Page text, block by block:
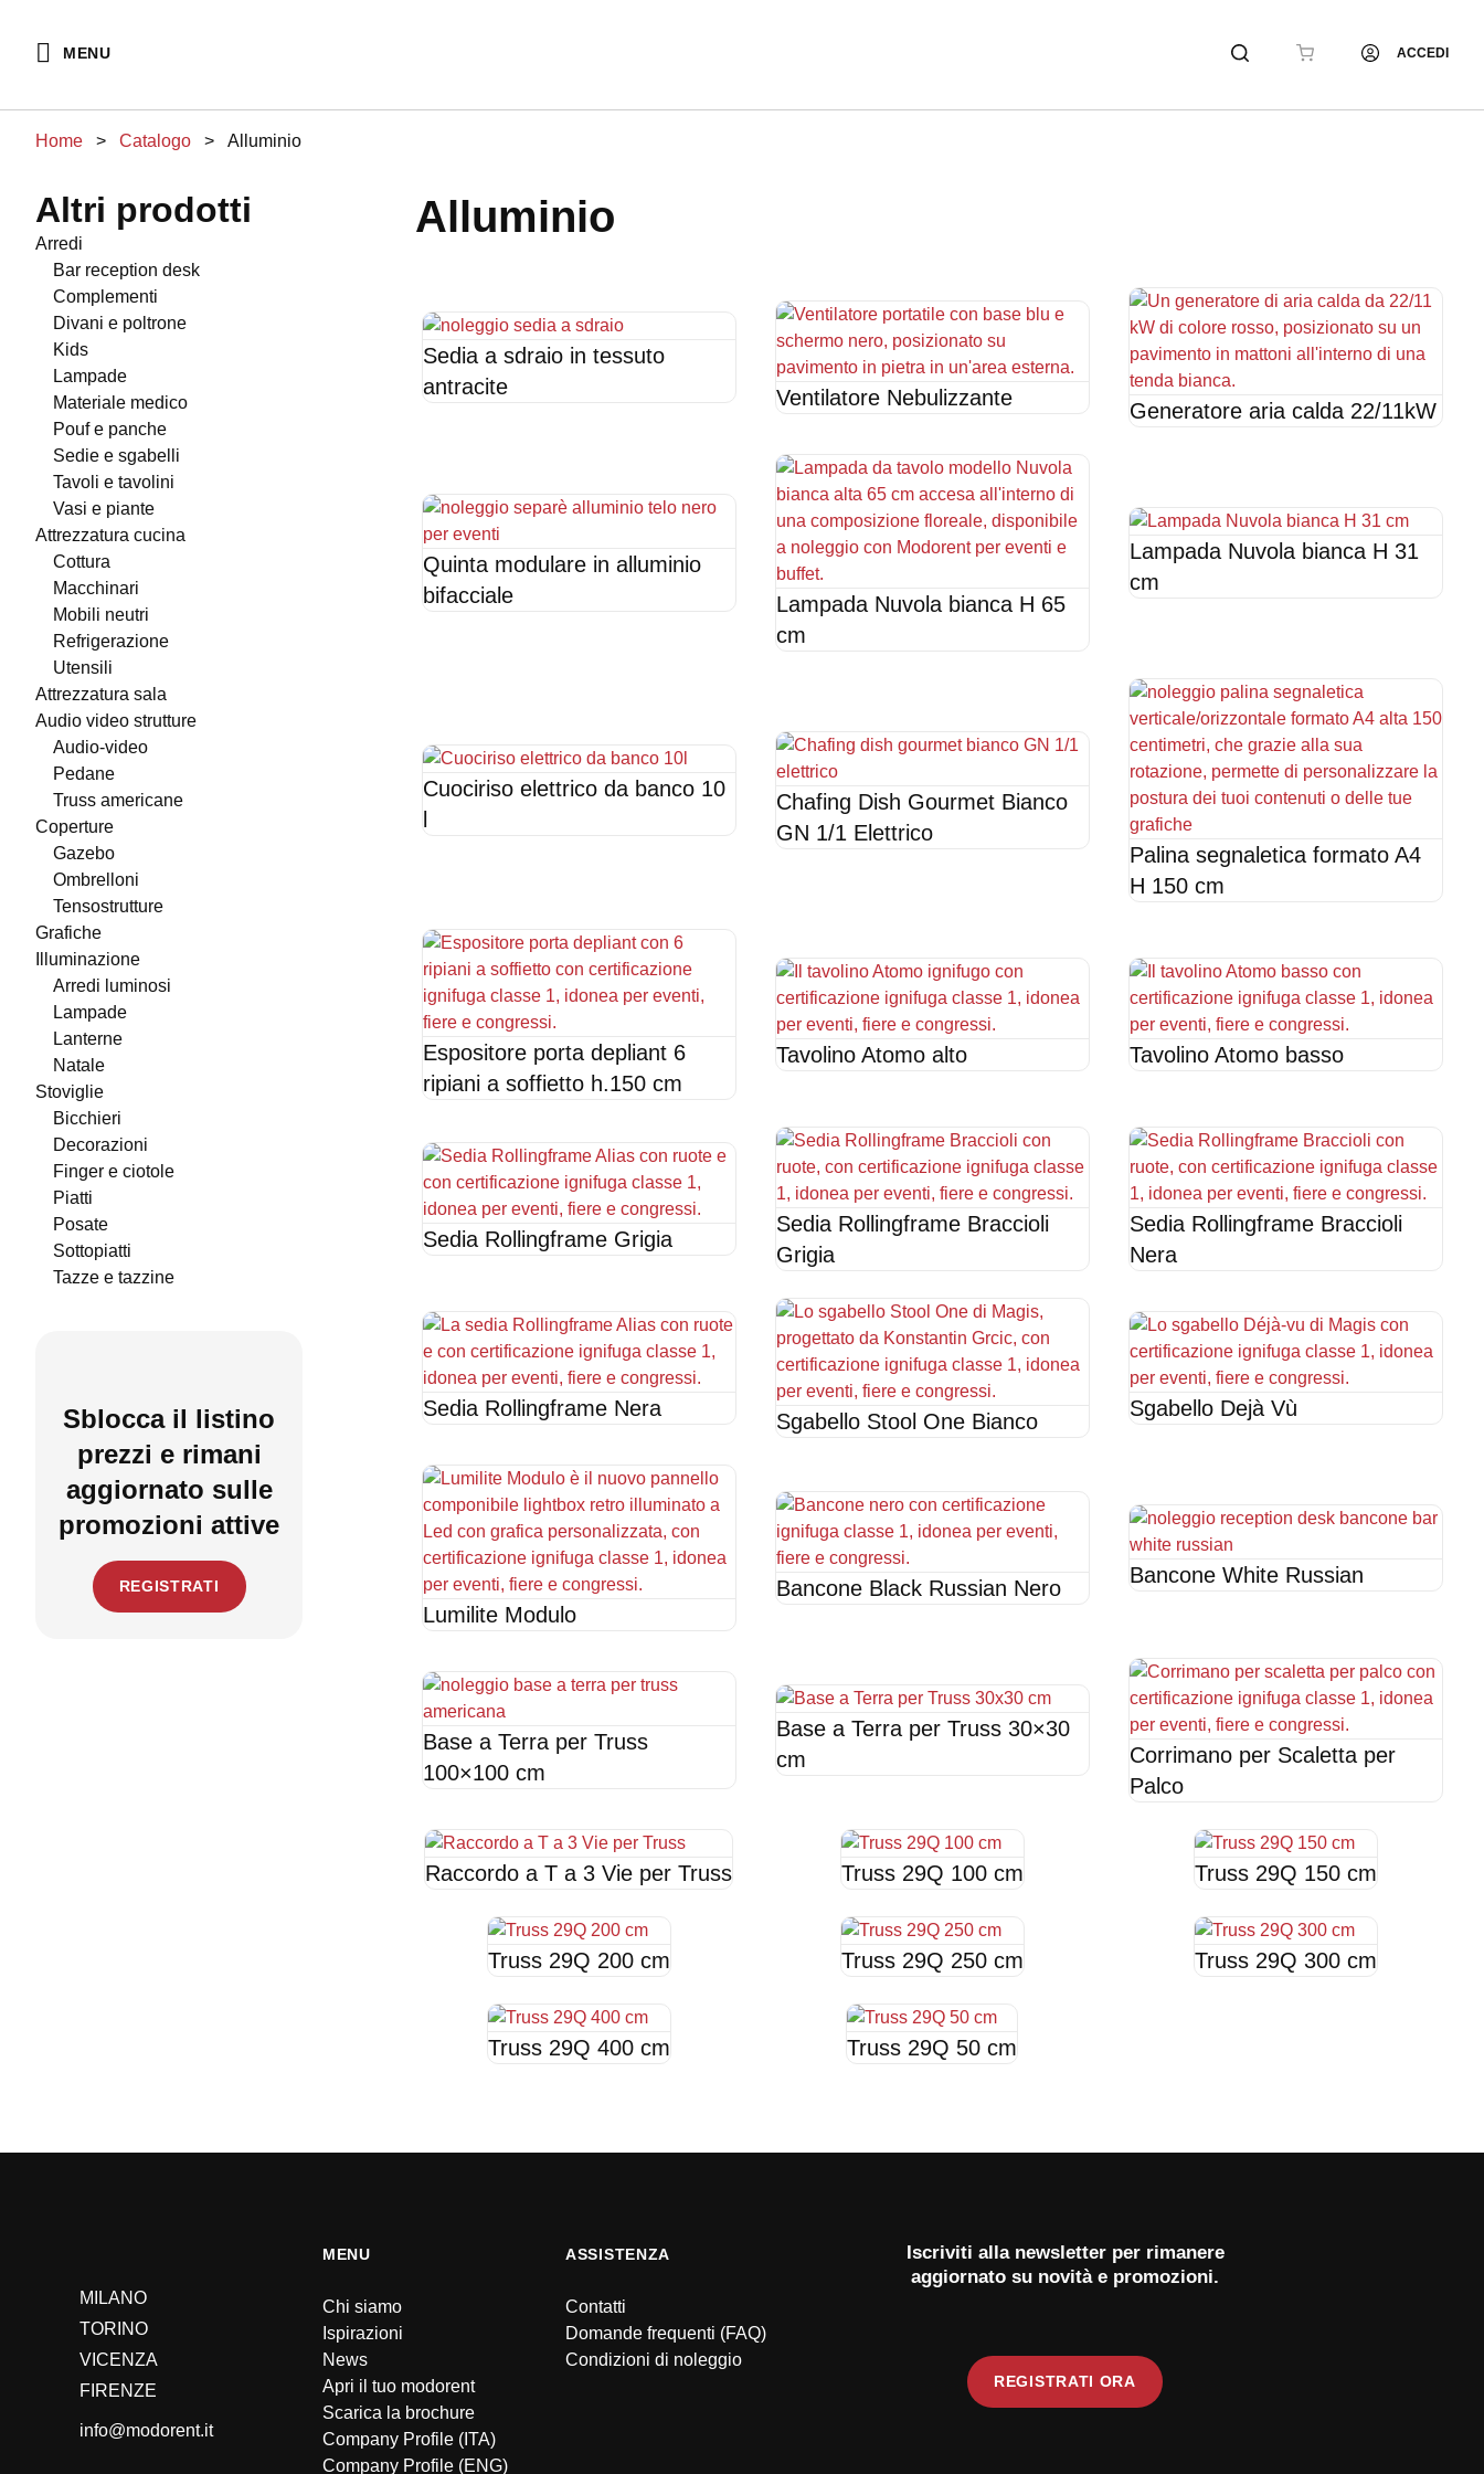
contenuto
MENU ACCEDI
Home > Catalogo > Alluminio
Alluminio
Sedia a sdraio in tessuto
antracite
Ventilatore Nebulizzante
Generatore aria calda 22/11kW
Quinta modulare in alluminio
bifacciale
Lampada Nuvola bianca H 65
cm
Lampada Nuvola bianca H 31
cm
Cuociriso elettrico da banco 10
Chafing Dish Gourmet Bianco
GN 1/1 Elettrico
Palina segnaletica formato A4
H 150 cm
Espositore porta depliant 6
ripiani a soffietto h.150 cm
Tavolino Atomo alto Tavolino Atomo basso
Sedia Rollingframe Grigia
Sedia Rollingframe Braccioli
Grigia
Sedia Rollingframe Braccioli
Nera
Sedia Rollingframe Nera
Sgabello Stool One Bianco
Sgabello Dejà Vù
Lumilite Modulo
Bancone Black Russian Nero
Bancone White Russian
Base a Terra per Truss
100×100 cm
Base a Terra per Truss 30×30
cm
Corrimano per Scaletta per
Palco
Raccordo a T a 3 Vie per Truss Truss 29Q 100 cm Truss 29Q 150 cm
Truss 29Q 200 cm Truss 29Q 250 cm Truss 29Q 300 cm
Truss 29Q 400 cm Truss 29Q 50 cm
Altri prodotti
arredi
bar reception desk
complementi
divani e poltrone
kids
lampade
materiale medico
pouf e panche
sedie e sgabelli
tavoli e tavolini
vasi e piante
attrezzatura cucina
cottura
macchinari
mobili neutri
refrigerazione
utensili
attrezzatura sala
audio video strutture
audio-video
pedane
truss americane
coperture
gazebo
ombrelloni
tensostrutture
grafiche
illuminazione
arredi luminosi
lampade
lanterne
natale
stoviglie
bicchieri
decorazioni
finger e ciotole
piatti
posate
sottopiatti
tazze e tazzine
Sblocca il listino
prezzi e rimani
aggiornato sulle
promozioni attive
REGISTRATI
MILANO
TORINO
VICENZA
FIRENZE
info@modorent.it
MENU
Chi siamo
Ispirazioni
News
Apri il tuo modorent
Scarica la brochure
Company Profile (ITA)
Company Profile (ENG)
ASSISTENZA
Contatti
Domande frequenti (FAQ)
Condizioni di noleggio
Iscriviti alla newsletter per rimanere
aggiornato su novità e promozioni.
REGISTRATI ORA